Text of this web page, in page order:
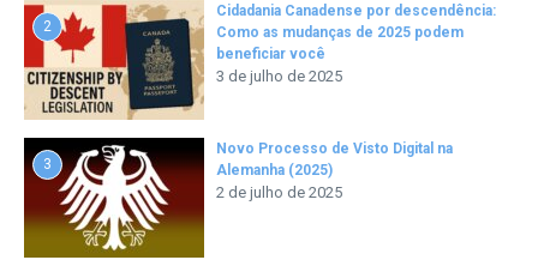
2
Cidadania Canadense por descendência:
Como as mudanças de 2025 podem
beneficiar você
3 de julho de 2025
3
Novo Processo de Visto Digital na
Alemanha (2025)
2 de julho de 2025